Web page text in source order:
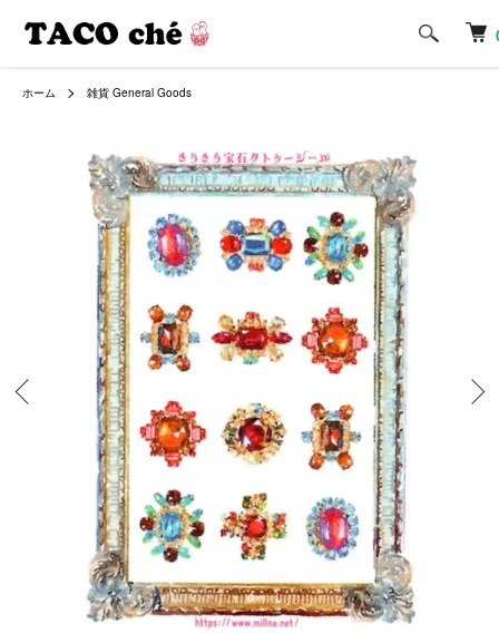
ホーム 雑貨 General Goods